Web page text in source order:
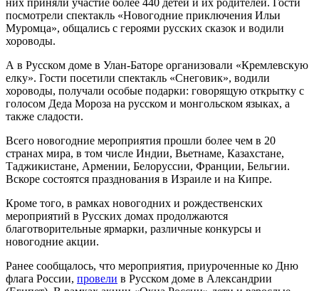
посмотрели спектакль «Новогодние приключения Ильи
Муромца», общались с героями русских сказок и водили
хороводы.
А в Русском доме в Улан-Баторе организовали «Кремлевскую
елку». Гости посетили спектакль «Снеговик», водили
хороводы, получали особые подарки: говорящую открытку с
голосом Деда Мороза на русском и монгольском языках, а
также сладости.
Всего новогодние мероприятия прошли более чем в 20
странах мира, в том числе Индии, Вьетнаме, Казахстане,
Таджикистане, Армении, Белоруссии, Франции, Бельгии.
Вскоре состоятся празднования в Израиле и на Кипре.
Кроме того, в рамках новогодних и рождественских
мероприятий в Русских домах продолжаются
благотворительные ярмарки, различные конкурсы и
новогодние акции.
Ранее сообщалось, что мероприятия, приуроченные ко Дню
флага России, провели в Русском доме в Александрии